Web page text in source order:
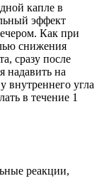
капле в
эффект
Как при
снижения
сразу после
надавить на
угла
в течение 1
реакции,